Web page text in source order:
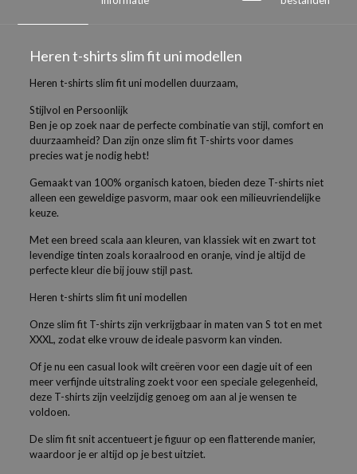
Heren t-shirts slim fit uni modellen
Heren t-shirts slim fit uni modellen duurzaam,
Stijlvol en Persoonlijk
Ben je op zoek naar de perfecte combinatie van stijl, comfort en
duurzaamheid? Dan zijn onze slim fit T-shirts voor dames
precies wat je nodig hebt!
Gemaakt van 100% organisch katoen, bieden deze T-shirts niet
alleen een geweldige pasvorm, maar ook een milieuvriendelijke
keuze.
Met een breed scala aan kleuren, van klassiek wit en zwart tot
levendige tinten zoals koraalrood en oranje, vind je altijd de
perfecte kleur die bij jouw stijl past.
Heren t-shirts slim fit uni modellen
Onze slim fit T-shirts zijn verkrijgbaar in maten van S tot en met
XXXL, zodat elke vrouw de ideale pasvorm kan vinden.
Of je nu een casual look wilt creëren voor een dagje uit of een
meer verfijnde uitstraling zoekt voor een speciale gelegenheid,
deze T-shirts zijn veelzijdig genoeg om aan al je wensen te
voldoen.
De slim fit snit accentueert je figuur op een flatterende manier,
waardoor je er altijd op je best uitziet.